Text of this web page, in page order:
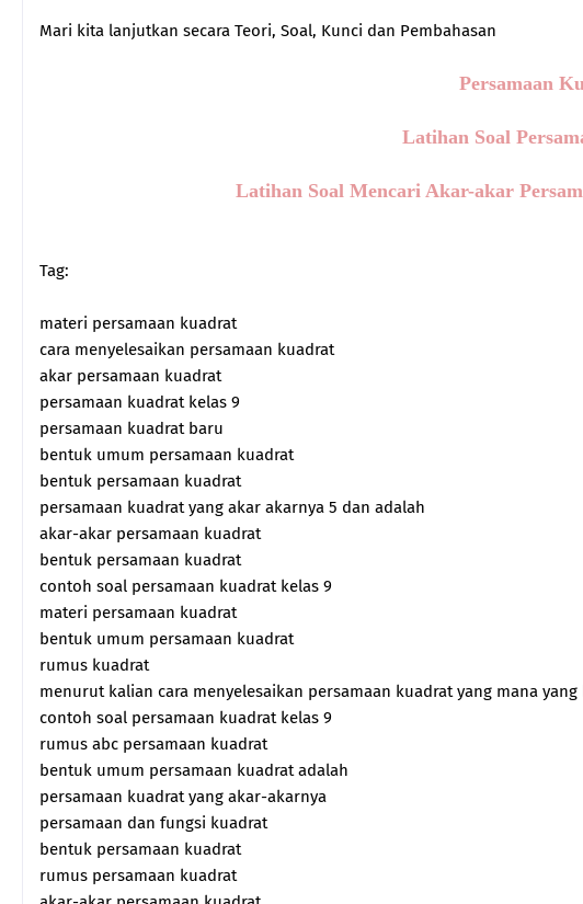
Mari kita lanjutkan secara Teori, Soal, Kunci dan Pembahasan
Persamaan
Latihan Soal
Latihan Soal Mencari Akar-akar
Tag:
materi persamaan kuadrat
cara menyelesaikan persamaan kuadrat
akar persamaan kuadrat
persamaan kuadrat kelas 9
persamaan kuadrat baru
bentuk umum persamaan kuadrat
bentuk persamaan kuadrat
persamaan kuadrat yang akar akarnya 5 dan adalah
akar-akar persamaan kuadrat
bentuk persamaan kuadrat
contoh soal persamaan kuadrat kelas 9
materi persamaan kuadrat
bentuk umum persamaan kuadrat
rumus kuadrat
menurut kalian cara menyelesaikan persamaan kuadrat yang mana yang
contoh soal persamaan kuadrat kelas 9
rumus abc persamaan kuadrat
bentuk umum persamaan kuadrat adalah
persamaan kuadrat yang akar-akarnya
persamaan dan fungsi kuadrat
bentuk persamaan kuadrat
rumus persamaan kuadrat